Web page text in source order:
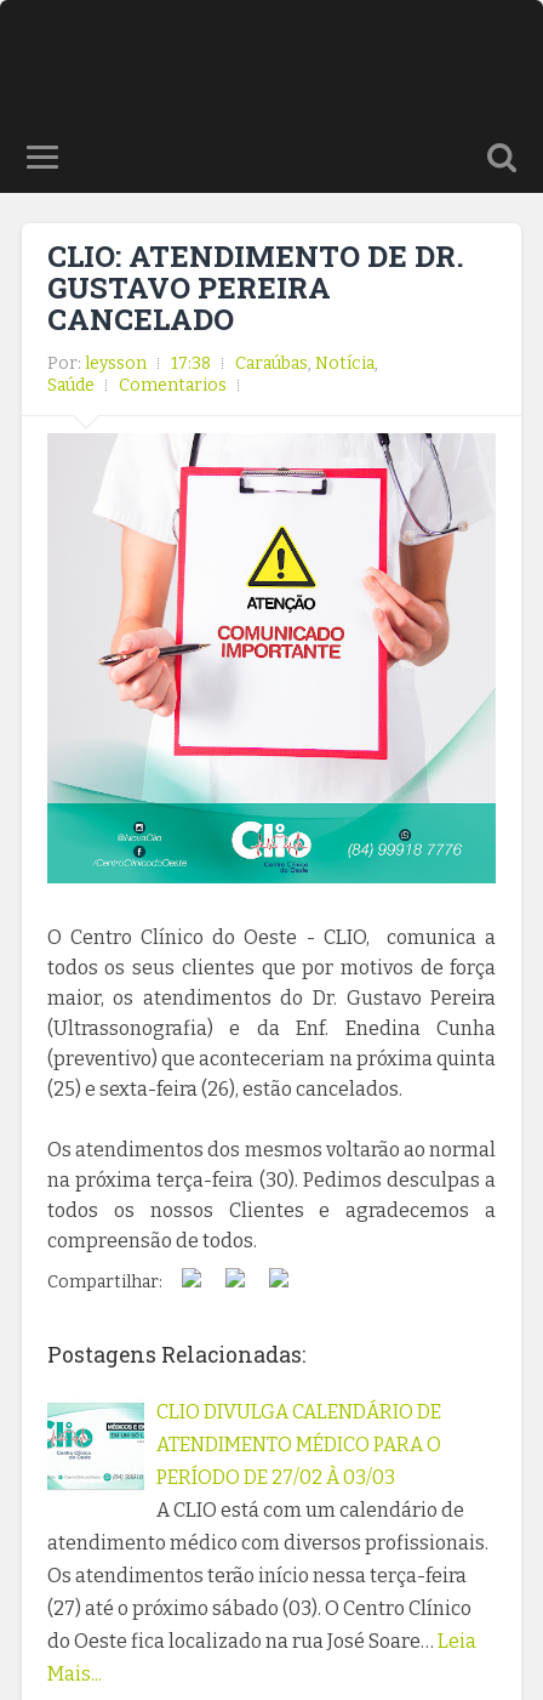
CLIO: ATENDIMENTO DE DR.
GUSTAVO PEREIRA
CANCELADO
Por: leysson 17:38 Caraúbas, Notícia,
Saúde
Comentarios
O Centro Clínico do Oeste - CLIO, comunica a
todos os seus clientes que por motivos de força
maior, os atendimentos do Dr. Gustavo Pereira
(Ultrassonografia) e da Enf. Enedina Cunha
(preventivo) que aconteceriam na próxima quinta
(25) e sexta-feira (26), estão cancelados.
Os atendimentos dos mesmos voltarão ao normal
na próxima terça-feira (30). Pedimos desculpas a
todos os nossos Clientes e agradecemos a
compreensão de todos.
Compartilhar:
Postagens Relacionadas:
CLIO DIVULGA CALENDÁRIO DE
ATENDIMENTO MÉDICO PARA O
PERÍODO DE 27/02 À 03/03
A CLIO está com um calendário de
atendimento médico com diversos profissionais.
Os atendimentos terão início nessa terça-feira
(27) até o próximo sábado (03). O Centro Clínico
do Oeste fica localizado na rua José Soare… Leia
Mais...